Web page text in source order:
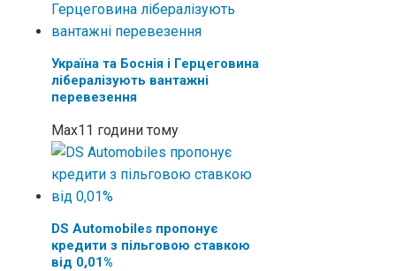
Україна та Боснія і Герцеговина
лібералізують вантажні
перевезення
Max11 години тому
DS Automobiles пропонує
кредити з пільговою ставкою
від 0,01%